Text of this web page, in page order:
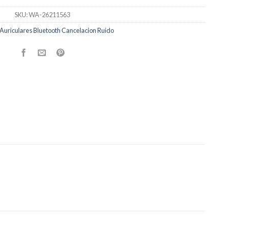
SKU:WA-26211563
Auriculares Bluetooth Cancelacion Ruido